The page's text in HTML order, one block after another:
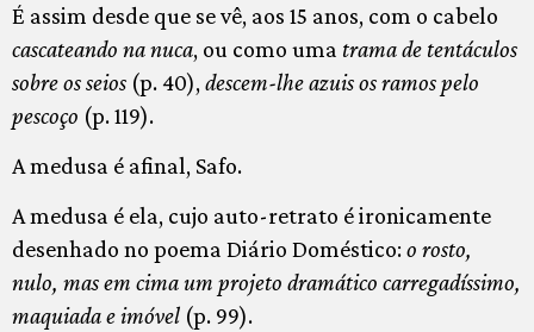
É assim desde que se vê, aos 15 anos, com o cabelo
cascateando na nuca, ou como uma trama de tentáculos
sobre os seios (p. 40), descem-lhe azuis os ramos pelo
pescoço (p. 119).
A medusa é afinal, Safo.
A medusa é ela, cujo auto-retrato é ironicamente
desenhado no poema Diário Doméstico:o rosto,
nulo, mas em cima um projeto dramático carregadíssimo,
maquiada e imóvel (p. 99).